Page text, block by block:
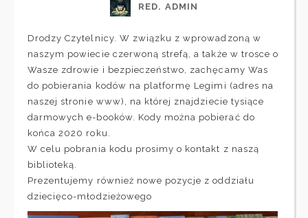
RED. ADMIN
Drodzy Czytelnicy. W związku z wprowadzoną w
naszym powiecie czerwoną strefą, a także w trosce o
Wasze zdrowie i bezpieczeństwo, zachęcamy Was
do pobierania kodów na platformę Legimi (adres na
naszej stronie www), na której znajdziecie tysiące
darmowych e-booków. Kody można pobierać do
końca 2020 roku.
W celu pobrania kodu prosimy o kontakt z naszą
biblioteką.
Prezentujemy również nowe pozycje z oddziału
dziecięco-młodzieżowego